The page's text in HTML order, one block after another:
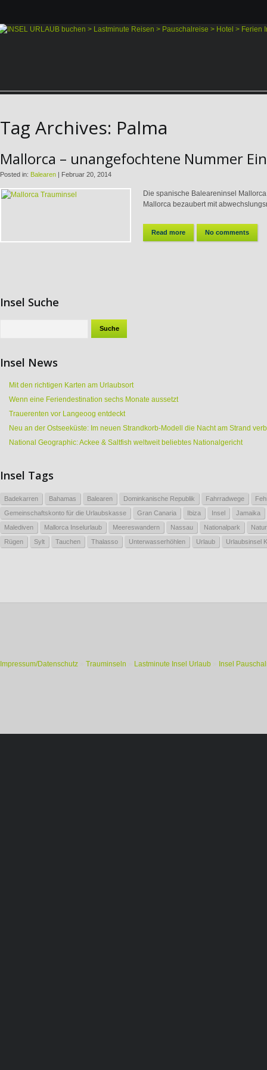
Tag Archives: Palma
Mallorca – unangefochtene Nummer
Posted in: Balearen | Februar 20, 2014
Die spanische Baleareninsel
Mallorca bezaubert mit
Read more No comments
Insel Suche
Insel News
Mit den richtigen Karten am Urlaubsort
Wenn eine Feriendestination sechs Monate aussetzt
Trauerenten vor Langeoog entdeckt
Neu an der Ostseeküste: Im neuen Strandkorb-Modell die Nacht am Strand
National Geographic: Ackee & Saltfish weltweit beliebtes Nationalgericht
Insel Tags
Badekarren Bahamas Balearen Dominkanische Republik Fahrradwege
Gemeinschaftskonto für die Urlaubskasse
Gran Canaria Ibiza Insel
Jamaika
Malediven
Mallorca Inselurlaub Meereswandern Nassau Nationalpark
Natur
Rügen
Sylt Tauchen Thalasso Unterwasserhöhlen Urlaub Urlaubsinsel
Impressum/Datenschutz Trauminseln Lastminute Insel Urlaub Insel